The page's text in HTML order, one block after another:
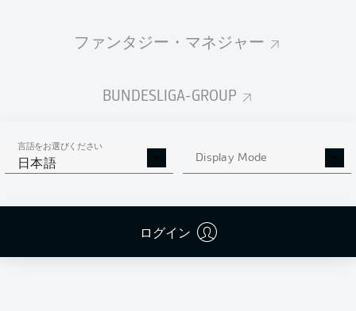
ファンタジー・マネジャー
BUNDESLIGA-GROUP
言語をお選びください
日本語 Display Mode
ログイン
Welcome along and thanks for joining us for build-up